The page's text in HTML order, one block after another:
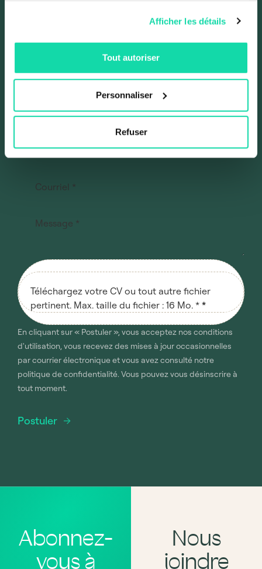
Afficher les détails
Tout autoriser
Personnaliser
Refuser
Section
Téléchargez votre CV ou tout autre fichier
pertinent. Max. taille du fichier : 16 Mo. * *
En cliquant sur « Postuler », vous acceptez nos conditions
d'utilisation, vous recevez des mises à jour occasionnelles
par courrier électronique et vous avez consulté notre
politique de confidentialité. Vous pouvez vous désinscrire à
tout moment.
Postuler
Abonnez-
vous à
Nous
joindre